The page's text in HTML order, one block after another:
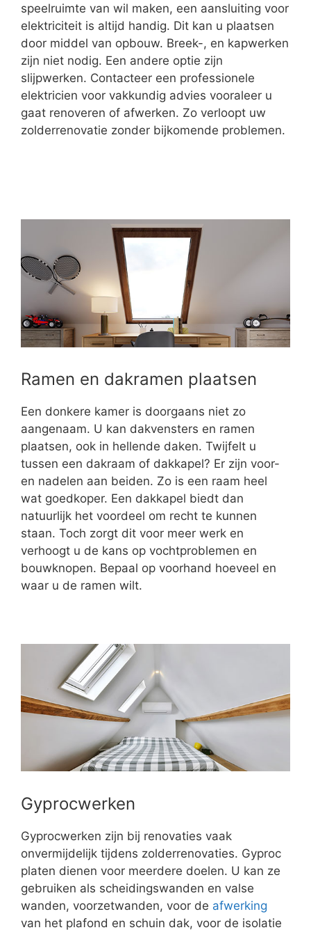
speelruimte van wil maken, een aansluiting voor
elektriciteit is altijd handig. Dit kan u plaatsen
door middel van opbouw. Breek-, en kapwerken
zijn niet nodig. Een andere optie zijn
slijpwerken. Contacteer een professionele
elektricien voor vakkundig advies vooraleer u
gaat renoveren of afwerken. Zo verloopt uw
zolderrenovatie zonder bijkomende problemen.
Ramen en dakramen plaatsen
Een donkere kamer is doorgaans niet zo
aangenaam. U kan dakvensters en ramen
plaatsen, ook in hellende daken. Twijfelt u
tussen een dakraam of dakkapel? Er zijn voor-
en nadelen aan beiden. Zo is een raam heel
wat goedkoper. Een dakkapel biedt dan
natuurlijk het voordeel om recht te kunnen
staan. Toch zorgt dit voor meer werk en
verhoogt u de kans op vochtproblemen en
bouwknopen. Bepaal op voorhand hoeveel en
waar u de ramen wilt.
Gyprocwerken
Gyprocwerken zijn bij renovaties vaak
onvermijdelijk tijdens zolderrenovaties. Gyproc
platen dienen voor meerdere doelen. U kan ze
gebruiken als scheidingswanden en valse
wanden, voorzetwanden, voor de afwerking
van het plafond en schuin dak, voor de isolatie